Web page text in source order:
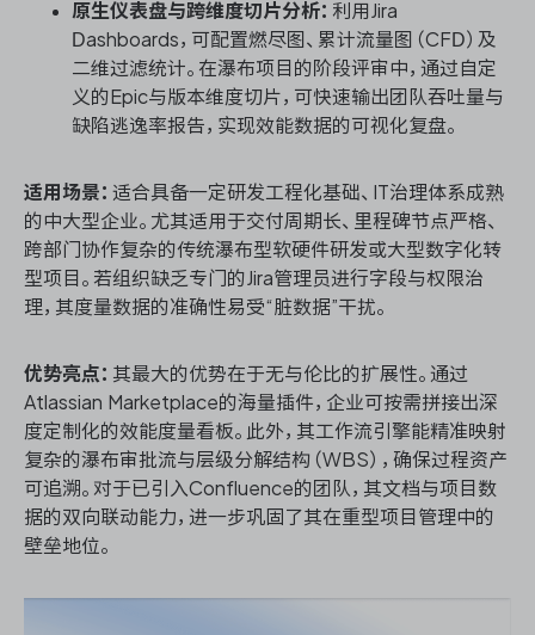
原生仪表盘与跨维度切片分析： 利用Jira
Dashboards，可配置燃尽图、累计流量图（CFD）及
二维过滤统计。在瀑布项目的阶段评审中，通过自定
义的Epic与版本维度切片，可快速输出团队吞吐量与
缺陷逃逸率报告，实现效能数据的可视化复盘。
适用场景： 适合具备一定研发工程化基础、IT治理体系成熟
的中大型企业。尤其适用于交付周期长、里程碑节点严格、
跨部门协作复杂的传统瀑布型软硬件研发或大型数字化转
型项目。若组织缺乏专门的Jira管理员进行字段与权限治
理，其度量数据的准确性易受“脏数据”干扰。
优势亮点： 其最大的优势在于无与伦比的扩展性。通过
Atlassian Marketplace的海量插件，企业可按需拼接出深
度定制化的效能度量看板。此外，其工作流引擎能精准映射
复杂的瀑布审批流与层级分解结构（WBS），确保过程资产
可追溯。对于已引入Confluence的团队，其文档与项目数
据的双向联动能力，进一步巩固了其在重型项目管理中的
壁垒地位。